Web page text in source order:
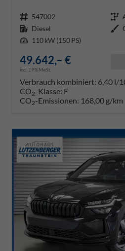
Fahrzeugnr. 547002 Getriebe
Kraftstoff Diesel Außenfarbe
Leistung 110 kW (150 PS)
49.642,– €
incl. 19% MwSt.
Verbrauch kombiniert: 6,40 l/
CO2-Klasse: F
CO2-Emissionen: 168,00 g/km